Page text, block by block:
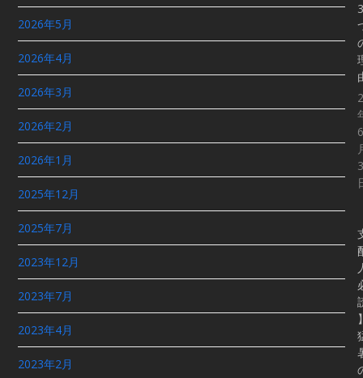
2026年5月
2026年4月
2026年3月
2026年2月
2026年1月
2025年12月
2025年7月
2023年12月
2023年7月
2023年4月
2023年2月
3
6